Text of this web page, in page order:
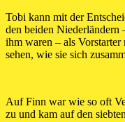
Tobi kann mit der
den beiden
ihm waren – als
sehen, wie sie sich
Auf Finn war wie so oft
zu und kam auf den